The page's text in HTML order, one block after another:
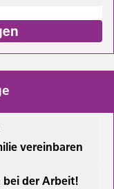
vereinbaren
bei der Arbeit!